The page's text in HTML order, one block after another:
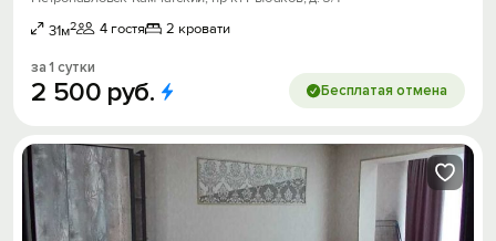
31м2 4 гостя 2 кровати
за 1 сутки
2 500 руб. Бесплатая отмена